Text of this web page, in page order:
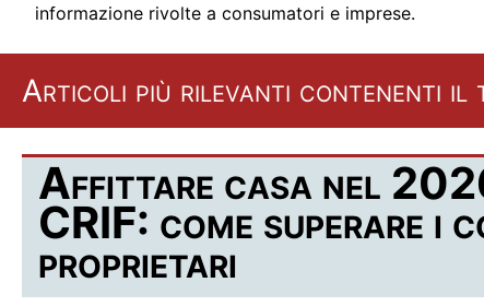
informazione rivolte a consumatori e imprese.
Articoli più rilevanti contenenti il
Affittare casa nel
CRIF: come superare i
proprietari